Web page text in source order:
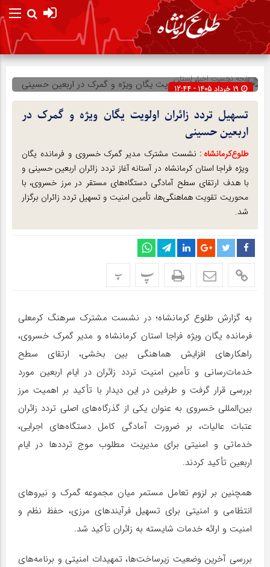
صفحه نخستاخبار استان
19 خرداد 1405 - 12:44
شناسه : 302915
تسهیل تردد زائران اولویت یگان ویژه و گمرک در
اربعین حسینی
طلوع‌‌کرمانشاه : نشست مشترک مدیر گمرک خسروی و فرمانده یگان
ویژه فراجا استان کرمانشاه در آستانه آغاز تردد زائران اربعین حسینی و
با هدف ارتقای سطح آمادگی دستگاه‌های مستقر در مرز خسروی، با
محوریت تقویت هماهنگی‌ها، تأمین امنیت و تسهیل تردد زائران برگزار
شد.
پ پ
به گزارش طلوع کرمانشاه؛ در نشست مشترک سرهنگ کرمعلی
فرمانده یگان ویژه فراجا استان کرمانشاه و مدیر گمرک خسروی،
راهکارهای افزایش هماهنگی بین بخشی، ارتقای سطح
خدمات‌رسانی و تأمین امنیت تردد زائران در ایام اربعین مورد
بررسی قرار گرفت و طرفین در این دیدار با تأکید بر اهمیت مرز
بین‌المللی خسروی به عنوان یکی از گذرگاه‌های اصلی تردد زائران
عتبات عالیات، بر ضرورت آمادگی کامل دستگاه‌های اجرایی،
خدماتی و امنیتی برای مدیریت مطلوب موج ترددها در ایام
اربعین تأکید کردند.
همچنین بر لزوم تعامل مستمر میان مجموعه گمرک و نیروهای
انتظامی و امنیتی برای تسهیل فرآیندهای مرزی، حفظ نظم و
امنیت و ارائه خدمات شایسته به زائران تأکید شد.
بررسی آخرین وضعیت زیرساخت‌ها، تمهیدات امنیتی و برنامه‌های